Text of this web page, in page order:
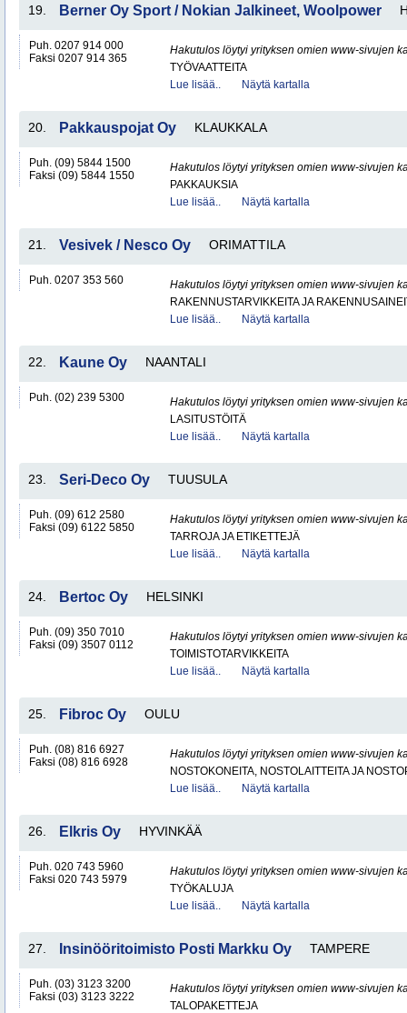
19. Berner Oy Sport / Nokian Jalkineet, Woolpower
Puh. 0207 914 000
Faksi 0207 914 365
Hakutulos löytyi yrityksen omien www-sivujen
TYÖVAATTEITA
Lue lisää..
Näytä kartalla
20. Pakkauspojat Oy KLAUKKALA
Puh. (09) 5844 1500
Faksi (09) 5844 1550
Hakutulos löytyi yrityksen omien www-sivujen
PAKKAUKSIA
Lue lisää..
Näytä kartalla
21. Vesivek / Nesco Oy ORIMATTILA
Puh. 0207 353 560
Hakutulos löytyi yrityksen omien www-sivujen
RAKENNUSTARVIKKEITA JA
Lue lisää..
Näytä kartalla
22. Kaune Oy NAANTALI
Puh. (02) 239 5300
Hakutulos löytyi yrityksen omien www-sivujen
LASITUSTÖITÄ
Lue lisää..
Näytä kartalla
23. Seri-Deco Oy TUUSULA
Puh. (09) 612 2580
Faksi (09) 6122 5850
Hakutulos löytyi yrityksen omien www-sivujen
TARROJA JA ETIKETTEJÄ
Lue lisää..
Näytä kartalla
24. Bertoc Oy HELSINKI
Puh. (09) 350 7010
Faksi (09) 3507 0112
Hakutulos löytyi yrityksen omien www-sivujen
TOIMISTOTARVIKKEITA
Lue lisää..
Näytä kartalla
25. Fibroc Oy OULU
Puh. (08) 816 6927
Faksi (08) 816 6928
Hakutulos löytyi yrityksen omien www-sivujen
NOSTOKONEITA, NOSTOLAITTEITA JA
Lue lisää..
Näytä kartalla
26. Elkris Oy HYVINKÄÄ
Puh. 020 743 5960
Faksi 020 743 5979
Hakutulos löytyi yrityksen omien www-sivujen
TYÖKALUJA
Lue lisää..
Näytä kartalla
27. Insinööritoimisto Posti Markku Oy TAMPERE
Puh. (03) 3123 3200
Faksi (03) 3123 3222
Hakutulos löytyi yrityksen omien www-sivujen
TALOPAKETTEJA